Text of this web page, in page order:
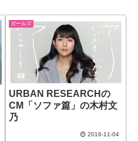
ガールズ
URBAN RESEARCHの
CM「ソファ篇」の木村文
乃
2016-11-04